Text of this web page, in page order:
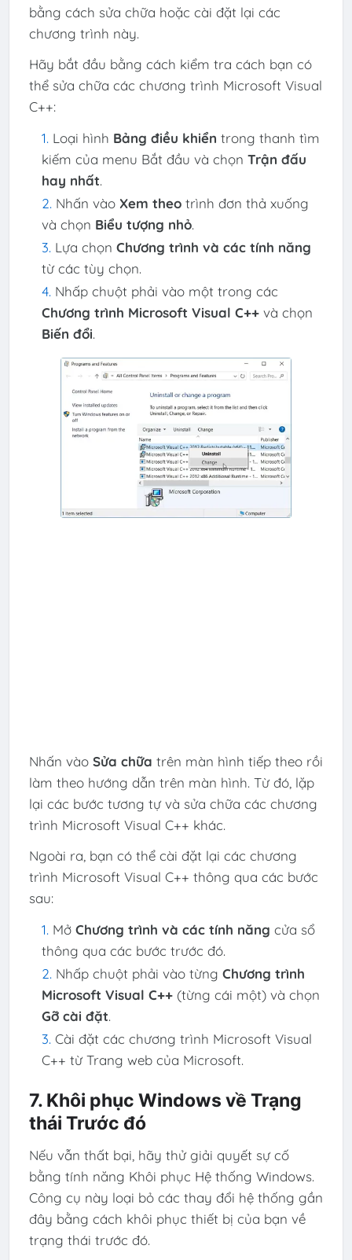
bằng cách sửa chữa hoặc cài đặt lại các
chương trình này.
Hãy bắt đầu bằng cách kiểm tra cách bạn có
thể sửa chữa các chương trình Microsoft Visual
C++:
Loại hình Bảng điều khiển trong thanh tìm
kiếm của menu Bắt đầu và chọn Trận đấu
hay nhất.
Nhấn vào Xem theotrình đơn thả xuống
và chọn Biểu tượng nhỏ.
Lựa chọn Chương trình và các tính năng
từ các tùy chọn.
Nhấp chuột phải vào một trong các
Chương trình Microsoft Visual C++và chọn
Biến đổi.
Nhấn vào Sửa chữa trên màn hình tiếp theo rồi
làm theo hướng dẫn trên màn hình. Từ đó, lặp
lại các bước tương tự và sửa chữa các chương
trình Microsoft Visual C++ khác.
Ngoài ra, bạn có thể cài đặt lại các chương
trình Microsoft Visual C++ thông qua các bước
sau:
Mở Chương trình và các tính năng cửa sổ
thông qua các bước trước đó.
Nhấp chuột phải vào từng Chương trình
Microsoft Visual C++(từng cái một) và chọn
Gỡ cài đặt.
Cài đặt các chương trình Microsoft Visual
C++ từ Trang web của Microsoft.
7. Khôi phục Windows về Trạng
thái Trước đó
Nếu vẫn thất bại, hãy thử giải quyết sự cố
bằng tính năng Khôi phục Hệ thống Windows.
Công cụ này loại bỏ các thay đổi hệ thống gần
đây bằng cách khôi phục thiết bị của bạn về
trạng thái trước đó.